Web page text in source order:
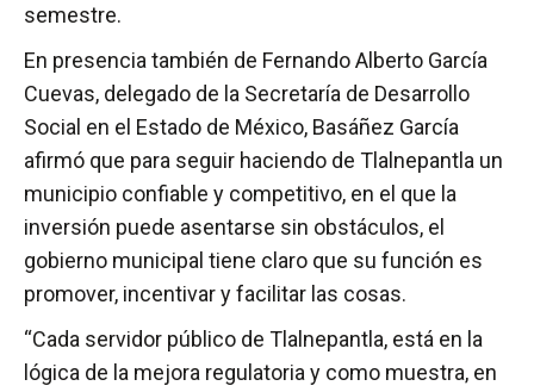
semestre.
En presencia también de Fernando Alberto García
Cuevas, delegado de la Secretaría de Desarrollo
Social en el Estado de México, Basáñez García
afirmó que para seguir haciendo de Tlalnepantla un
municipio confiable y competitivo, en el que la
inversión puede asentarse sin obstáculos, el
gobierno municipal tiene claro que su función es
promover, incentivar y facilitar las cosas.
“Cada servidor público de Tlalnepantla, está en la
lógica de la mejora regulatoria y como muestra, en